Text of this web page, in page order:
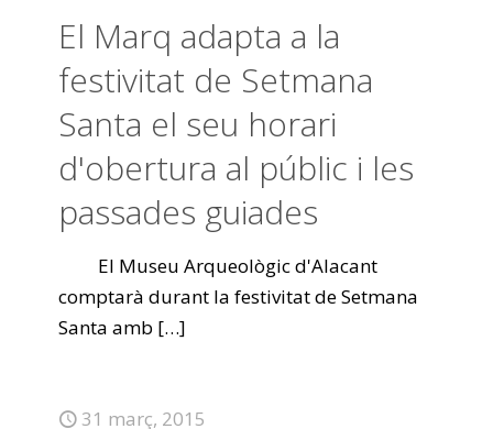
El Marq adapta a la
festivitat de Setmana
Santa el seu horari
d'obertura al públic i les
passades guiades
El Museu Arqueològic d'Alacant
comptarà durant la festivitat de Setmana
Santa amb […]
31 març, 2015